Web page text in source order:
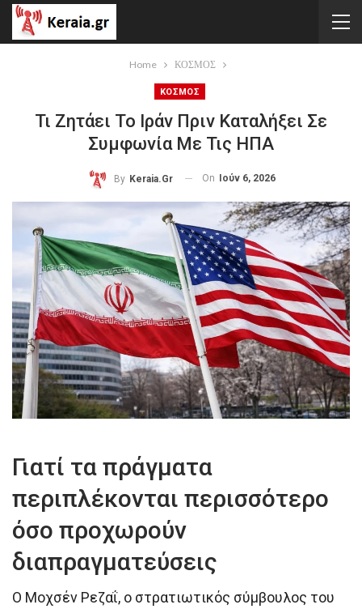
Home ΚΟΣΜΟΣ
ΚΟΣΜΟΣ
Τι Ζητάει Το Ιράν Πριν Καταλήξει Σε
Συμφωνία Με Τις ΗΠΑ
By Keraia.gr On Ιούν 6, 2026
Γιατί τα πράγματα
περιπλέκονται περισσότερο
όσο προχωρούν
διαπραγματεύσεις
Ο Μοχσέν Ρεζαΐ, ο στρατιωτικός σύμβουλος του